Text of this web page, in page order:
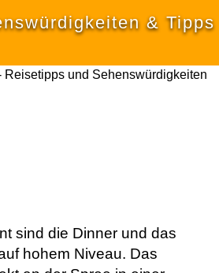
& Tipps
sind die Dinner und das
hohem Niveau. Das